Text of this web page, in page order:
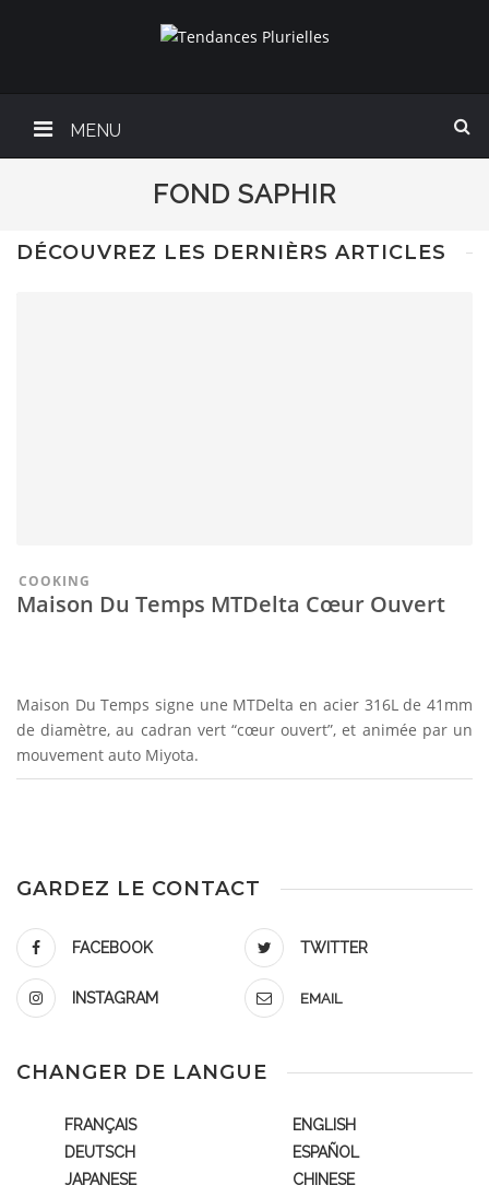
MENU
FOND SAPHIR
DÉCOUVREZ LES DERNIÈRS ARTICLES
COOKING
Maison Du Temps MTDelta Cœur Ouvert
Maison Du Temps signe une MTDelta en acier 316L de 41mm
de diamètre, au cadran vert “cœur ouvert”, et animée par un
mouvement auto Miyota.
GARDEZ LE CONTACT
FACEBOOK TWITTER
INSTAGRAM EMAIL
CHANGER DE LANGUE
FRANÇAIS
ENGLISH
DEUTSCH
ESPAÑOL
JAPANESE
CHINESE